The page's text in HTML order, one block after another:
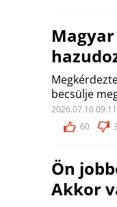
becsülje
2026.07.10 09:11
60
3
Ön
Akkor